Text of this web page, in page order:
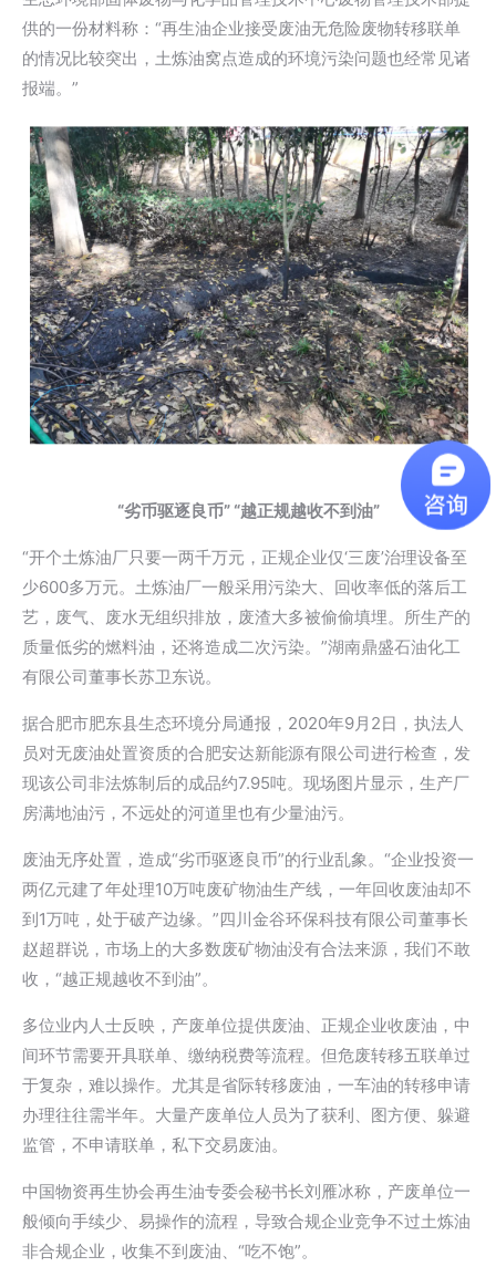
供的一份材料称：“再生油企业接受废油无危险废物转移联单
的情况比较突出，土炼油窝点造成的环境污染问题也经常见诸
报端。”
“劣币驱逐良币” “越正规越收不到油”
“开个土炼油厂只要一两千万元，正规企业仅‘三废’治理设备至
少600多万元。土炼油厂一般采用污染大、回收率低的落后工
艺，废气、废水无组织排放，废渣大多被偷偷填埋。所生产的
质量低劣的燃料油，还将造成二次污染。”湖南鼎盛石油化工
有限公司董事长苏卫东说。
据合肥市肥东县生态环境分局通报，2020年9月2日，执法人
员对无废油处置资质的合肥安达新能源有限公司进行检查，发
现该公司非法炼制后的成品约7.95吨。现场图片显示，生产厂
房满地油污，不远处的河道里也有少量油污。
废油无序处置，造成“劣币驱逐良币”的行业乱象。“企业投资一
两亿元建了年处理10万吨废矿物油生产线，一年回收废油却不
到1万吨，处于破产边缘。”四川金谷环保科技有限公司董事长
赵超群说，市场上的大多数废矿物油没有合法来源，我们不敢
收，“越正规越收不到油”。
多位业内人士反映，产废单位提供废油、正规企业收废油，中
间环节需要开具联单、缴纳税费等流程。但危废转移五联单过
于复杂，难以操作。尤其是省际转移废油，一车油的转移申请
办理往往需半年。大量产废单位人员为了获利、图方便、躲避
监管，不申请联单，私下交易废油。
中国物资再生协会再生油专委会秘书长刘雁冰称，产废单位一
般倾向手续少、易操作的流程，导致合规企业竞争不过土炼油
非合规企业，收集不到废油、“吃不饱”。